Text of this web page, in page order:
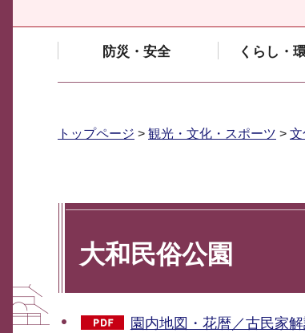
防災・安全 くらし・
トップページ > 観光・文化・スポーツ > 文
大和民俗公園
園内地図・花暦／古民家